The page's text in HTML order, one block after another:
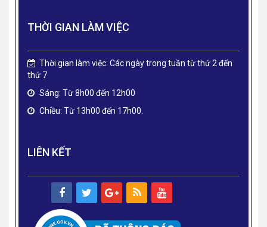
THỜI GIAN LÀM VIỆC
Thời gian làm việc: Các ngày trong tuần từ thứ 2 đến
thứ 7
Sáng: Từ 8h00 đến 12h00
Chiều: Từ 13h00 đến 17h00.
LIÊN KẾT